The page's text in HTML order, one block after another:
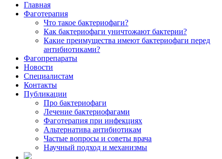
Главная
Фаготерапия
Что такое бактериофаги?
Как бактериофаги уничтожают бактерии?
Какие преимущества имеют бактериофаги перед
антибиотиками?
Фагопрепараты
Новости
Специалистам
Контакты
Публикации
Про бактериофаги
Лечение бактериофагами
Фаготерапия при инфекциях
Альтернатива антибиотикам
Частые вопросы и советы врача
Научный подход и механизмы